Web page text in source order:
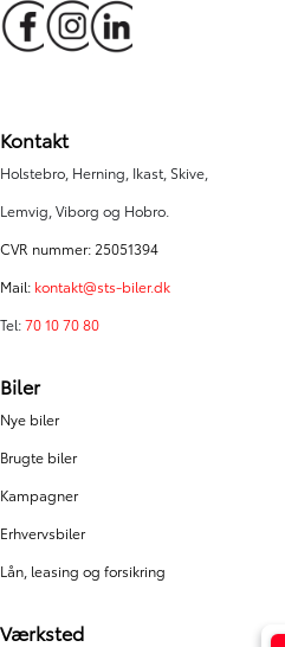
Kontakt
Holstebro, Herning, Ikast, Skive,
Lemvig, Viborg og Hobro.
CVR nummer: 25051394
Mail: kontakt@sts-biler.dk
Tel:70 10 70 80
Biler
Nye biler
Brugte biler
Kampagner
Erhvervsbiler
Lån, leasing og forsikring
Værksted